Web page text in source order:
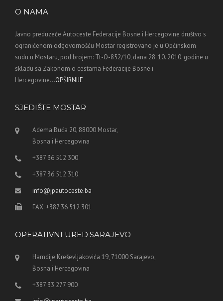
O NAMA
Javno preduzeće Autoceste Federacije Bosne i Hercegovine društvo s
ograničenom odgovornošću Mostar registrovano je u Općinskom
sudu u Mostaru, pod brojem: Tt-O-852/10, dana 28. 10. 2010. godine u
skladu sa Zakonom o cestama Federacije Bosne i
Hercegovine...OPŠIRNIJE
SJEDIŠTE MOSTAR
Adema Buća 20, 88000 Mostar,
Bosna i Hercegovina
+387 36 512 300
+387 36 512 310
info@jpautoceste.ba
FAX: +387 36 512 301
OPERATIVNI URED SARAJEVO
Hamdije Kreševljakovića 19, 71000 Sarajevo,
Bosna i Hercegovina
+387 33 277 900